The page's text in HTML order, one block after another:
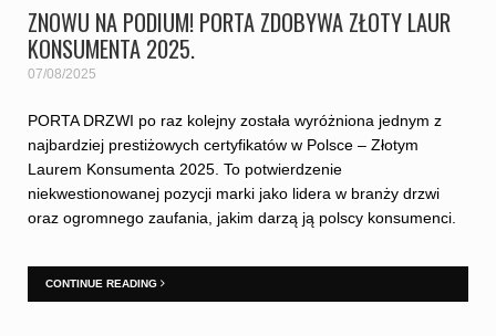
ZNOWU NA PODIUM! PORTA ZDOBYWA ZŁOTY LAUR
KONSUMENTA 2025.
07/08/2025
PORTA DRZWI po raz kolejny została wyróżniona jednym z
najbardziej prestiżowych certyfikatów w Polsce – Złotym
Laurem Konsumenta 2025. To potwierdzenie
niekwestionowanej pozycji marki jako lidera w branży drzwi
oraz ogromnego zaufania, jakim darzą ją polscy konsumenci.
CONTINUE READING